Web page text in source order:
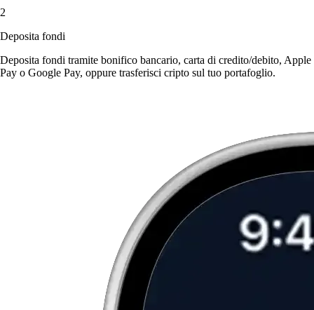
2
Deposita fondi
Deposita fondi tramite bonifico bancario, carta di credito/debito, Apple
Pay o Google Pay, oppure trasferisci cripto sul tuo portafoglio.